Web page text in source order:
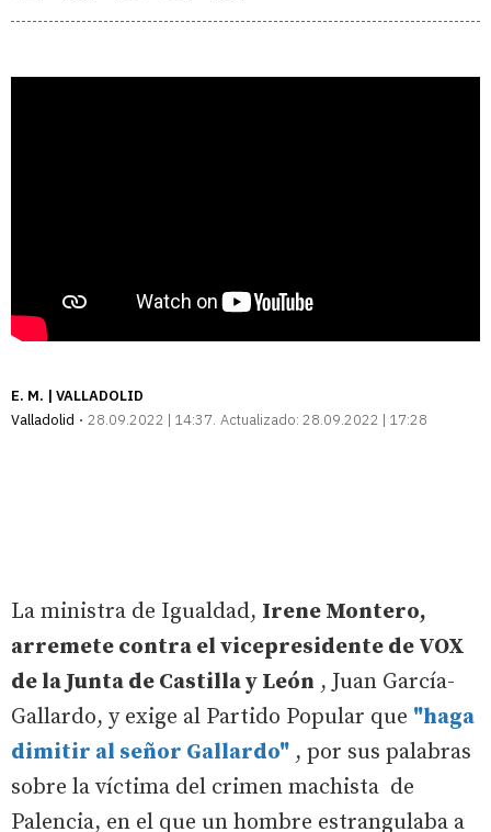
E. M. | VALLADOLID
Valladolid
28.09.2022 | 14:37 Actualizado: 28.09.2022 | 17:28
La ministra de Igualdad, Irene Montero,
arremete contra el vicepresidente de VOX
de la Junta de Castilla y León , Juan García-
Gallardo, y exige al Partido Popular que "haga
dimitir al señor Gallardo" , por sus palabras
sobre la víctima del crimen machista de
Palencia, en el que un hombre estrangulaba a